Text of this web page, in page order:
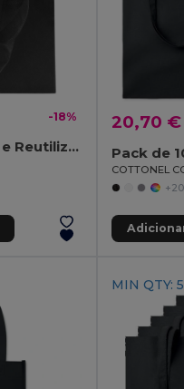
-18%
TOTECOLOR Versátil e Reutilizável Bolsa de Compras e Praia
20,70 €
Pack de
MIN QTY: